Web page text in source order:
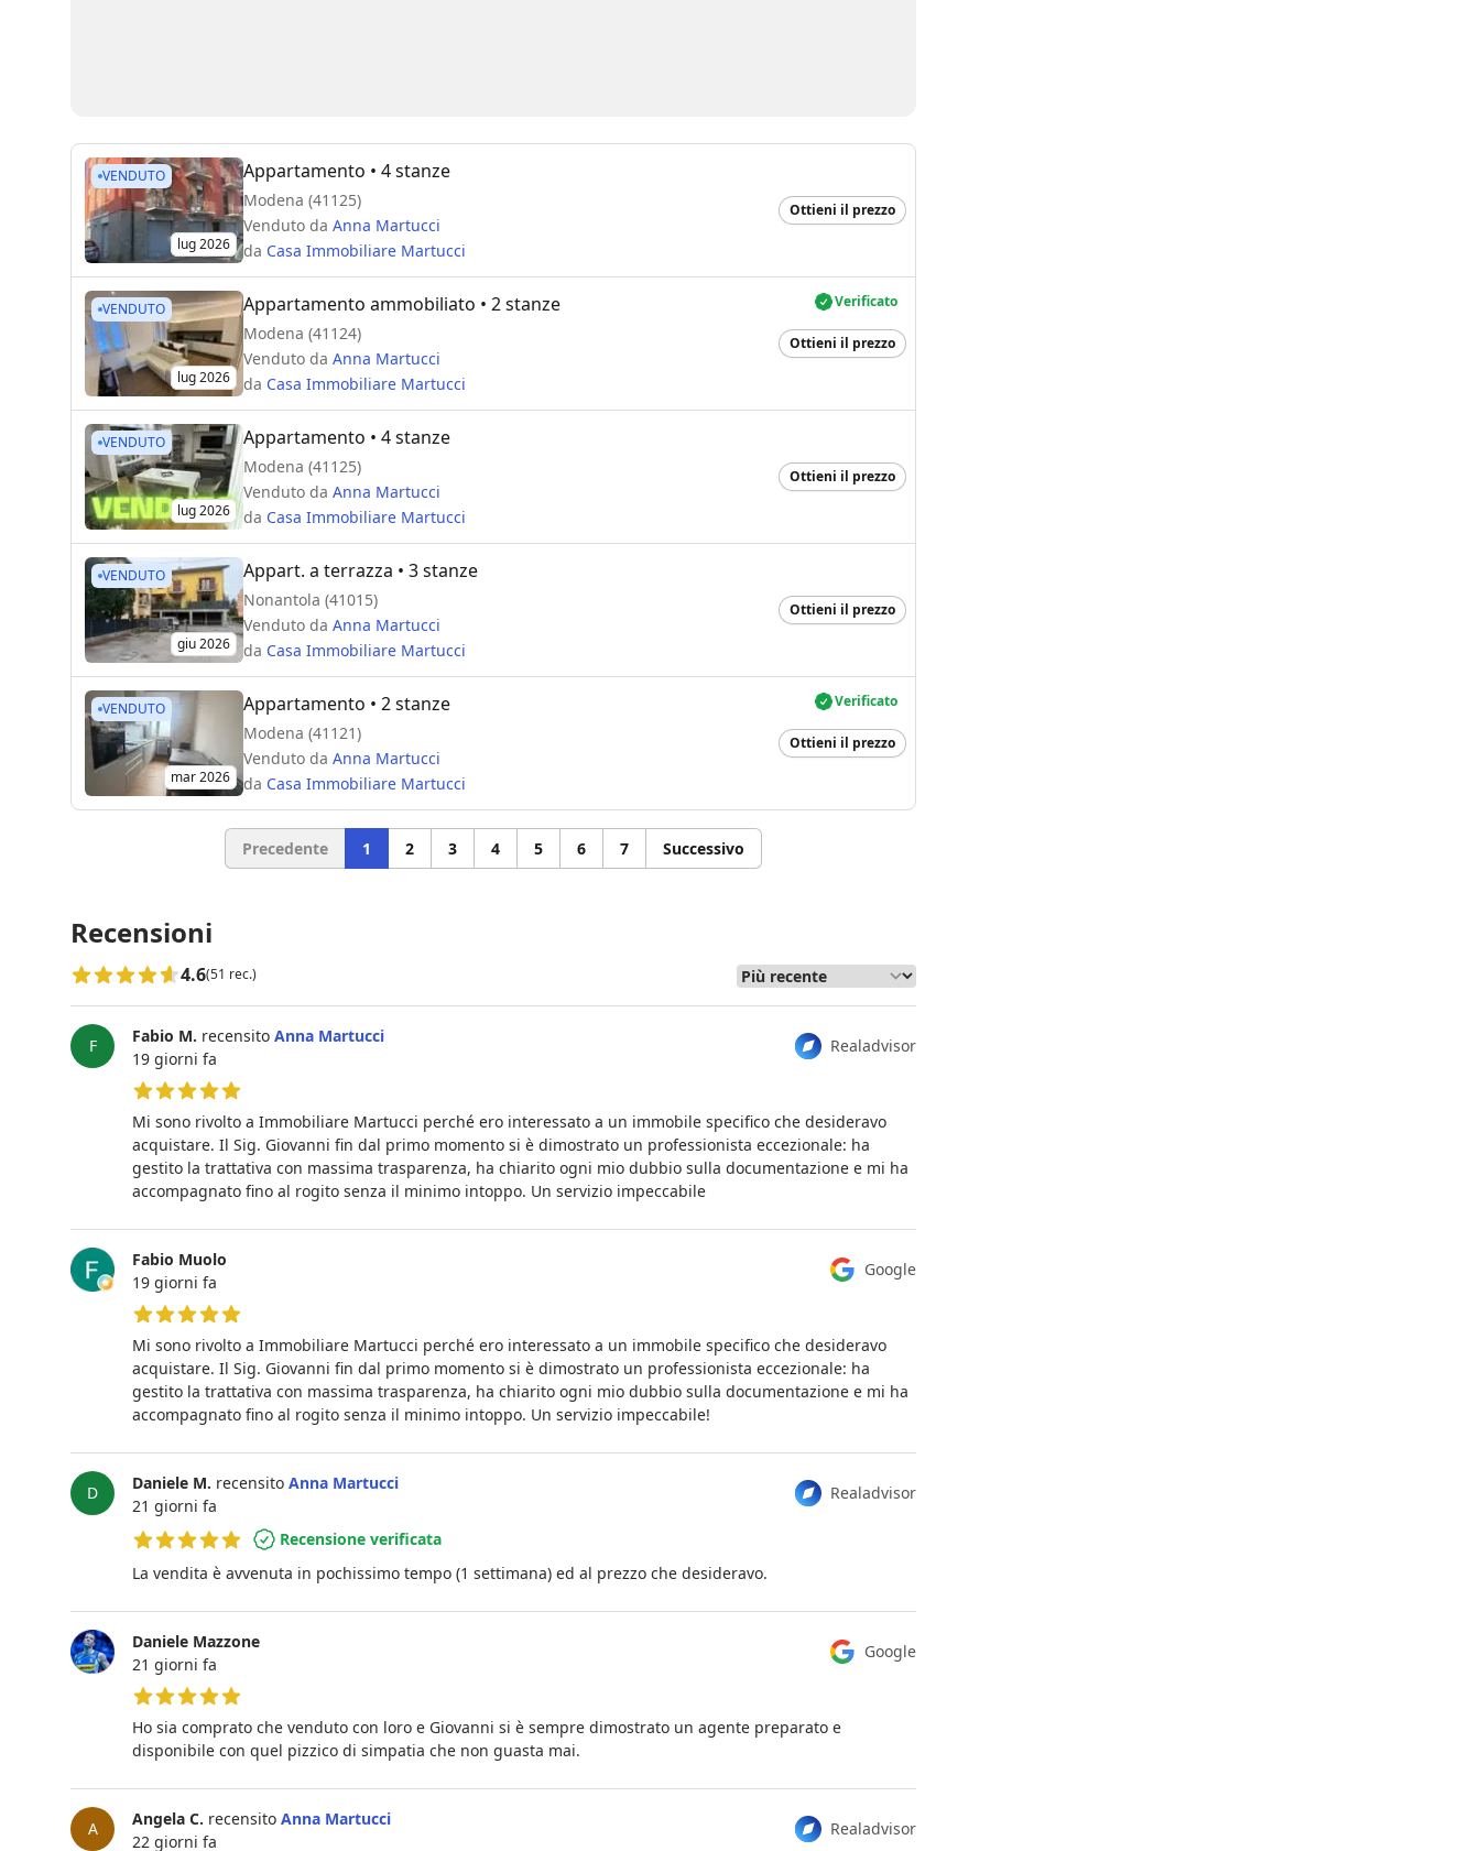
VENDUTO
lug 2026
Appartamento • 4 stanze
Modena (41125)
Venduto da Anna Martucci
da Casa Immobiliare Martucci
Ottieni il prezzo
VENDUTO
lug 2026
Appartamento ammobiliato • 2 stanze
Modena (41124)
Venduto da Anna Martucci
da Casa Immobiliare Martucci
Ottieni il prezzo
Verificato
VENDUTO
lug 2026
Appartamento • 4 stanze
Modena (41125)
Venduto da Anna Martucci
da Casa Immobiliare Martucci
Ottieni il prezzo
VENDUTO
giu 2026
Appart. a terrazza • 3 stanze
Nonantola (41015)
Venduto da Anna Martucci
da Casa Immobiliare Martucci
Ottieni il prezzo
VENDUTO
mar 2026
Appartamento • 2 stanze
Modena (41121)
Venduto da Anna Martucci
da Casa Immobiliare Martucci
Ottieni il prezzo
Verificato
Precedente 1 2 3 4 5 6 7 Successivo
Recensioni
4.6(51 rec.)
F Realadvisor
Fabio M. recensito Anna Martucci
19 giorni fa
5 su 5 stelle
Mi sono rivolto a Immobiliare Martucci perché ero interessato a un immobile specifico che desideravo
acquistare. Il Sig. Giovanni fin dal primo momento si è dimostrato un professionista eccezionale: ha
gestito la trattativa con massima trasparenza, ha chiarito ogni mio dubbio sulla documentazione e mi ha
accompagnato fino al rogito senza il minimo intoppo. Un servizio impeccabile
Google
Fabio Muolo
19 giorni fa
5 su 5 stelle
Mi sono rivolto a Immobiliare Martucci perché ero interessato a un immobile specifico che desideravo
acquistare. Il Sig. Giovanni fin dal primo momento si è dimostrato un professionista eccezionale: ha
gestito la trattativa con massima trasparenza, ha chiarito ogni mio dubbio sulla documentazione e mi ha
accompagnato fino al rogito senza il minimo intoppo. Un servizio impeccabile!
D Realadvisor
Daniele M. recensito Anna Martucci
21 giorni fa
Recensione verificata
5 su 5 stelle
La vendita è avvenuta in pochissimo tempo (1 settimana) ed al prezzo che desideravo.
Google
Daniele Mazzone
21 giorni fa
5 su 5 stelle
Ho sia comprato che venduto con loro e Giovanni si è sempre dimostrato un agente preparato e
disponibile con quel pizzico di simpatia che non guasta mai.
A Realadvisor
Angela C. recensito Anna Martucci
22 giorni fa